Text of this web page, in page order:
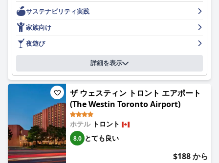
ありましたが、ホテルの清潔さと、プール、ホットタブ、スチー
ムルーム、屋外パティオなどの質の高い施設は、ゲストから称賛
されました。ほとんどのゲストは、キングサイズとクイーンサイ
ズのベッドが非常に快適で、高品質の枕も同様に優れていると感
じました。全体として、デルタ・ホテルズ・バイ・マリオット・
トロントは、洗練されたエレガントなホテルでありながら、快適
で便利であり、トロントを訪れるすべての人にとって検討する価
値があるホテルです。
サステナビリティ実践
家族向け
夜遊び
詳細を表示
ザ ウェスティン トロント エアポート
(The Westin Toronto Airport)
ホテル トロント
8.0 とても良い
$188 から